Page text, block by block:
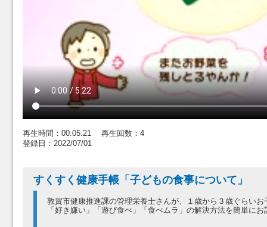
再生時間：00:05:21 再生回数：4
登録日：2022/07/01
すくすく健康手帳「子どもの食事について」
敦賀市健康推進課の管理栄養士さんが、１歳から３歳ぐらい
「好き嫌い」「遊び食べ」「食べムラ」の解決方法を簡単にお